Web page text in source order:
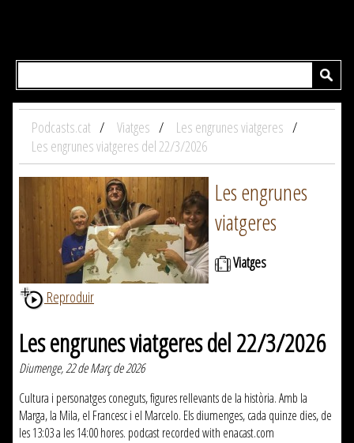
Podcasts.cat Viatges
Les engrunes viatgeres
Les engrunes viatgeres del 22/3/2026
Les engrunes
viatgeres
Viatges
Reproduir
Les engrunes viatgeres del 22/3/2026
Diumenge, 22 de Març de 2026
Cultura i personatges coneguts, figures rellevants de la història. Amb la
Marga, la Mila, el Francesc i el Marcelo. Els diumenges, cada quinze dies, de
les 13:03 a les 14:00 hores. podcast recorded with enacast.com